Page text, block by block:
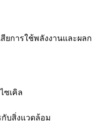
ยการใช้พลังงานและผลก
ซเคิล
บสิ่งแวดล้อม